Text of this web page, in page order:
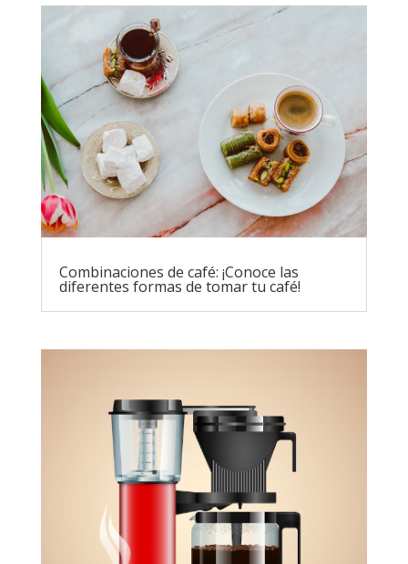
Combinaciones de café: ¡Conoce las
diferentes formas de tomar tu café!